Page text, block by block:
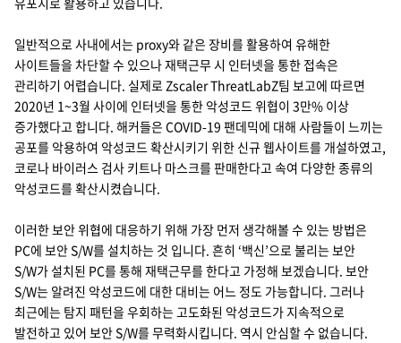
일반적으로 사내에서는 proxy와 같은 장비를 활용하여 유해한
사이트들을 차단할 수 있으나 재택근무 시 인터넷을 통한 접속은
관리하기 어렵습니다. 실제로 Zscaler ThreatLabZ팀 보고에 따르면
2020년 1~3월 사이에 인터넷을 통한 악성코드 위협이 3만% 이상
증가했다고 합니다. 해커들은 COVID-19 팬데믹에 대해 사람들이 느끼는
공포를 악용하여 악성코드 확산시키기 위한 신규 웹사이트를 개설하였고,
코로나 바이러스 검사 키트나 마스크를 판매한다고 속여 다양한 종류의
악성코드를 확산시켰습니다.
이러한 보안 위협에 대응하기 위해 가장 먼저 생각해볼 수 있는 방법은
PC에 보안 S/W를 설치하는 것 입니다. 흔히 ‘백신’으로 불리는 보안
S/W가 설치된 PC를 통해 재택근무를 한다고 가정해 보겠습니다. 보안
S/W는 알려진 악성코드에 대한 대비는 어느 정도 가능합니다. 그러나
최근에는 탐지 패턴을 우회하는 고도화된 악성코드가 지속적으로
발전하고 있어 보안 S/W를 무력화시킵니다. 역시 안심할 수 없습니다.